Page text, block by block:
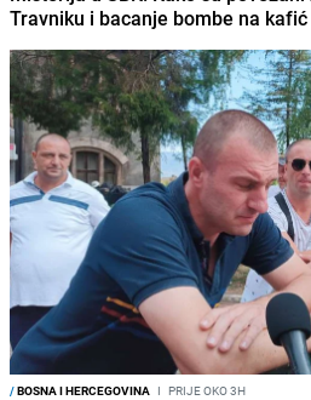
Travniku i bacanje bombe na
/BOSNA I HERCEGOVINA I PRIJE OKO 3H